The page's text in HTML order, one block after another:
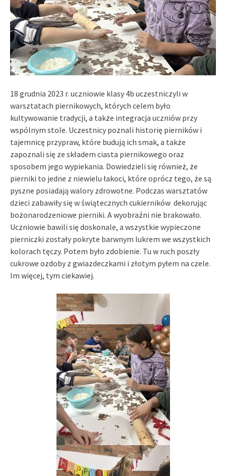
18 grudnia 2023 r. uczniowie klasy 4b uczestniczyli w
warsztatach piernikowych, których celem było
kultywowanie tradycji, a także integracja uczniów przy
wspólnym stole. Uczestnicy poznali historię pierników i
tajemnicę przypraw, które budują ich smak, a także
zapoznali się ze składem ciasta piernikowego oraz
sposobem jego wypiekania. Dowiedzieli się również, że
pierniki to jedne z niewielu łakoci, które oprócz tego, że są
pyszne posiadają walory zdrowotne. Podczas warsztatów
dzieci zabawiły się w świątecznych cukierników dekorując
bożonarodzeniowe pierniki. A wyobraźni nie brakowało.
Uczniowie bawili się doskonale, a wszystkie wypieczone
pierniczki zostały pokryte barwnym lukrem we wszystkich
kolorach tęczy. Potem było zdobienie. Tu w ruch poszły
cukrowe ozdoby z gwiazdeczkami i złotym pyłem na czele.
Im więcej, tym ciekawiej.